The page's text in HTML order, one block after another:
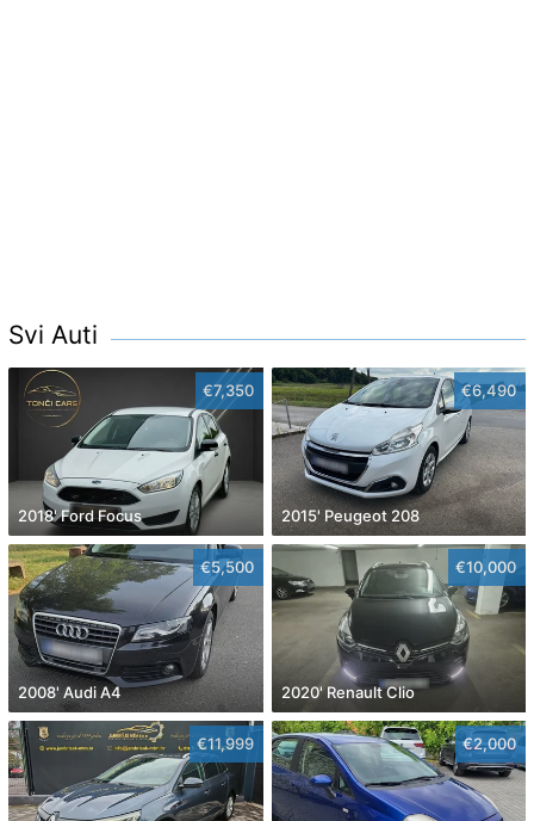
Svi Auti
€7,350
2018' Ford Focus
€6,490
2015' Peugeot 208
€5,500
2008' Audi A4
€10,000
2020' Renault Clio
€11,999 €2,000